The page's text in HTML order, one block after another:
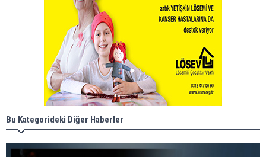
Bu Kategorideki Diğer Haberler